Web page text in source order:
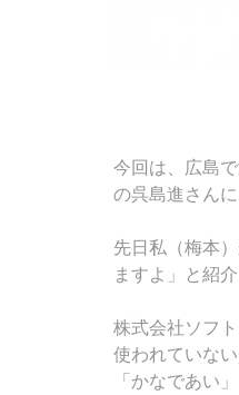
今回は、広島
の呉島進さん
先日私（梅本
ますよ」と紹
株式会社ソフ
使われていな
「かなであい